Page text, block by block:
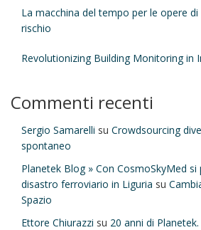
La macchina del tempo per le opere
rischio
Revolutionizing Building Monitoring in
Commenti recenti
Sergio Samarelli su Crowdsourcing
spontaneo
Planetek Blog » Con CosmoSkyMed
disastro ferroviario in Liguria su
Spazio
Ettore Chiurazzi su 20 anni di